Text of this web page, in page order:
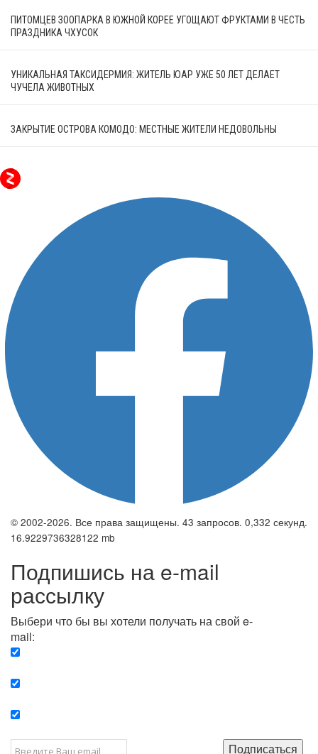
ПИТОМЦЕВ ЗООПАРКА В ЮЖНОЙ КОРЕЕ УГОЩАЮТ ФРУКТАМИ В ЧЕСТЬ
ПРАЗДНИКА ЧХУСОК
УНИКАЛЬНАЯ ТАКСИДЕРМИЯ: ЖИТЕЛЬ ЮАР УЖЕ 50 ЛЕТ ДЕЛАЕТ
ЧУЧЕЛА ЖИВОТНЫХ
ЗАКРЫТИЕ ОСТРОВА КОМОДО: МЕСТНЫЕ ЖИТЕЛИ НЕДОВОЛЬНЫ
© 2002-2026. Все права защищены. 43 запросов. 0,332 секунд.
16.9229736328122 mb
Подпишись на e-mail
рассылку
Выбери что бы вы хотели получать на свой e-
mail:
Подписаться